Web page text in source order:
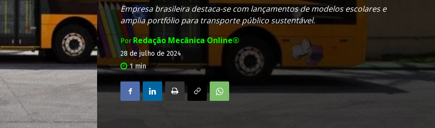
Empresa brasileira destaca-se com lançamentos de modelos escolares e
amplia portfólio para transporte público sustentável.
Por Redação Mecânica Online®
28 de julho de 2024
1min